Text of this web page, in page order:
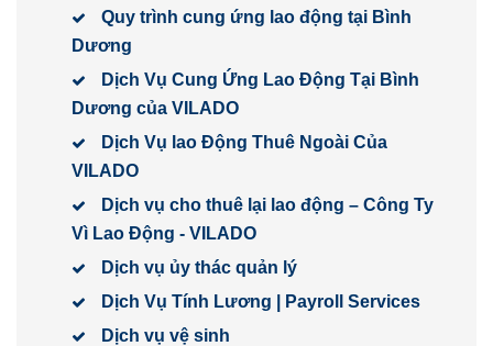
Quy trình cung ứng lao động tại Bình
Dương
Dịch Vụ Cung Ứng Lao Động Tại Bình
Dương của VILADO
Dịch Vụ lao Động Thuê Ngoài Của
VILADO
Dịch vụ cho thuê lại lao động – Công Ty
Vì Lao Động - VILADO
Dịch vụ ủy thác quản lý
Dịch Vụ Tính Lương | Payroll Services
Dịch vụ vệ sinh